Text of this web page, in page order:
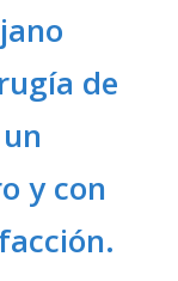
de
y con